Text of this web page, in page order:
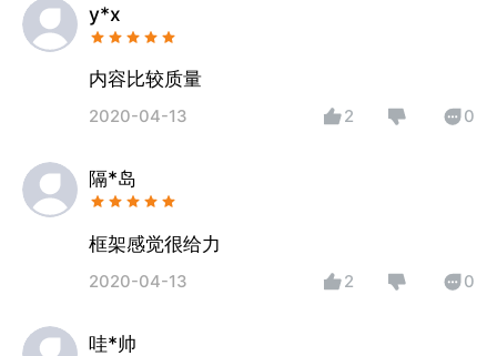
y*x
内容比较质量
2020-04-13 2 0
隔*岛
框架感觉很给力
2020-04-13 2 0
哇*帅